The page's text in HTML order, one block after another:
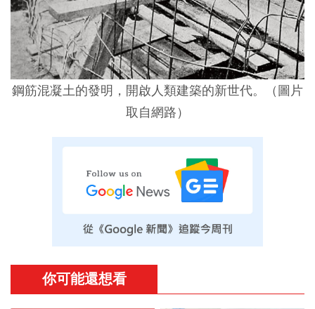
鋼筋混凝土的發明，開啟人類建築的新世代。（圖片
取自網路）